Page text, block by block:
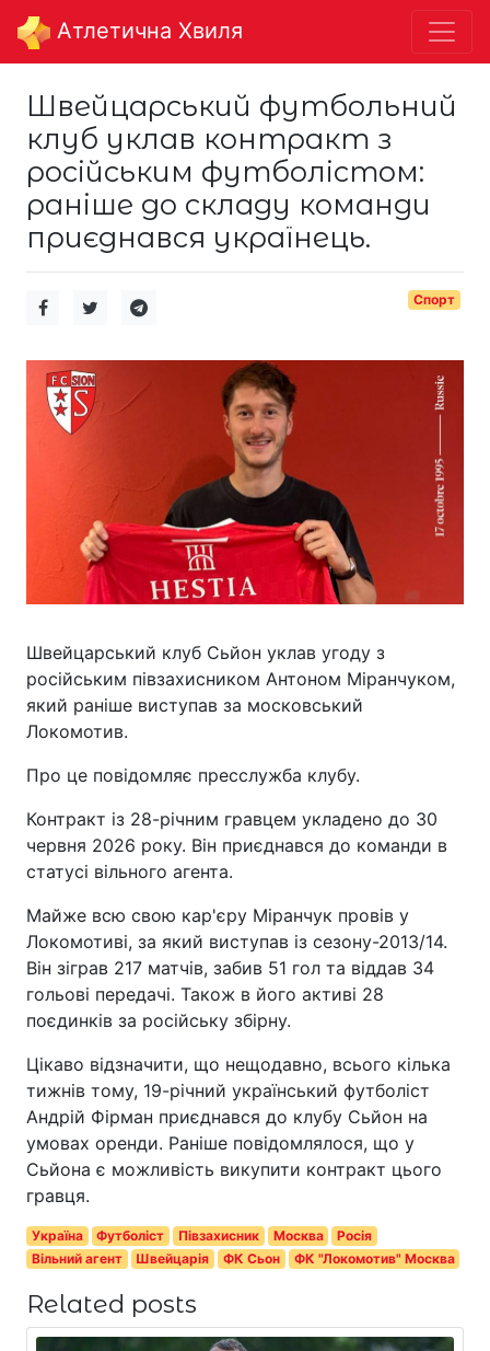
Aтлетична Хвиля
Швейцарський футбольний
клуб уклав контракт з
російським футболістом:
раніше до складу команди
приєднався українець.
Спорт
Швейцарський клуб Сьйон уклав угоду з
російським півзахисником Антоном Міранчуком,
який раніше виступав за московський
Локомотив.
Про це повідомляє пресслужба клубу.
Контракт із 28-річним гравцем укладено до 30
червня 2026 року. Він приєднався до команди в
статусі вільного агента.
Майже всю свою кар'єру Міранчук провів у
Локомотиві, за який виступав із сезону-2013/14.
Він зіграв 217 матчів, забив 51 гол та віддав 34
гольові передачі. Також в його активі 28
поєдинків за російську збірну.
Цікаво відзначити, що нещодавно, всього кілька
тижнів тому, 19-річний український футболіст
Андрій Фірман приєднався до клубу Сьйон на
умовах оренди. Раніше повідомлялося, що у
Сьйона є можливість викупити контракт цього
гравця.
Україна Футболіст Півзахисник Москва
Росія
Вільний агент
Швейцарія ФК Сьон ФК "Локомотив" Москва
Related posts